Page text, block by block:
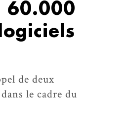
60.000
de deux
le cadre du